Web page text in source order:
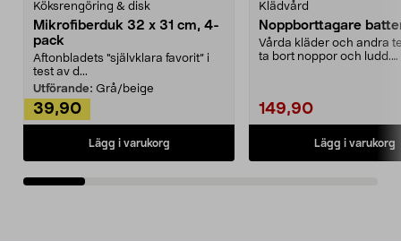
Köksrengöring & disk
Mikrofiberduk 32 x 31 cm, 4-
pack
Aftonbladets "självklara favorit” i
test av d...
Utförande: Grå/beige
39,90
Lägg i varukorg
Klädvård
Noppborttagare
Vårda kläder och andra
ta bort noppor och ludd.
149,90
Lägg i varukorg